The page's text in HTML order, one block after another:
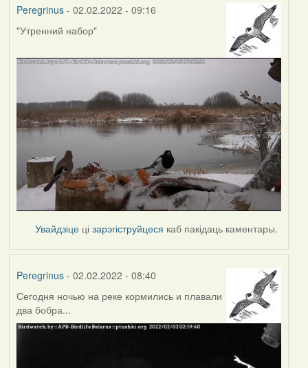
Peregrinus- 02.02.2022 - 09:16
"Утренний набор"
Увайдзіце цізарэгіструйцеся каб пакідаць каментары.
Peregrinus- 02.02.2022 - 08:40
Сегодня ночью на реке кормились и плавали
два бобра...